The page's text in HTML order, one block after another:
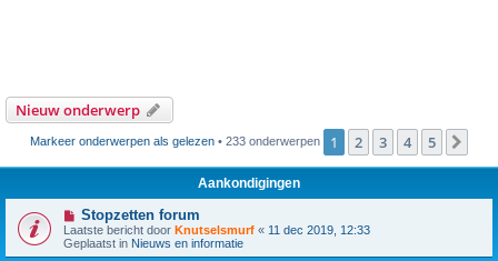
Nieuw onderwerp
Markeer onderwerpen als gelezen • 233 onderwerpen 1 2 3 4 5
Aankondigingen
Stopzetten forum
Laatste bericht door Knutselsmurf « 11 dec 2019, 12:33
Geplaatst in Nieuws en informatie